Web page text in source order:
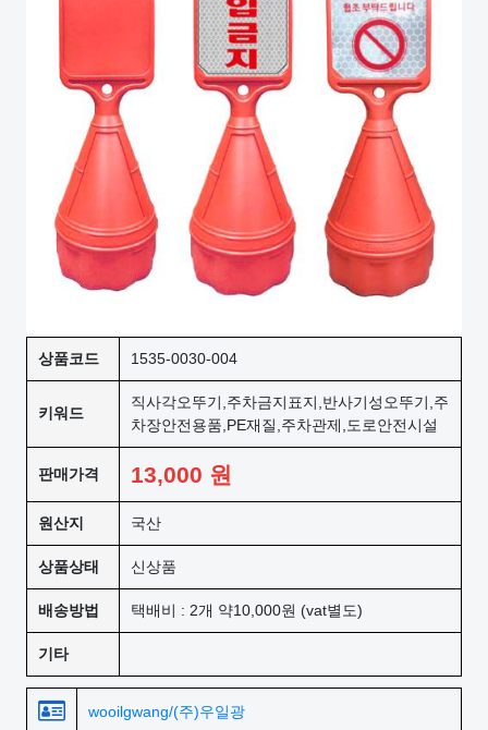
상품코드 1535-0030-004
키워드
직사각오뚜기,주차금지표지,반사기성오뚜기,주
차장안전용품,PE재질,주차관제,도로안전시설
판매가격 13,000 원
원산지 국산
상품상태 신상품
배송방법 택배비 : 2개 약10,000원 (vat별도)
기타
wooilgwang/(주)우일광